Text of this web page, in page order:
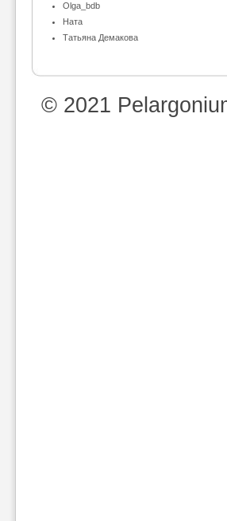
Olga_bdb
Ната
Татьяна Демакова
© 2021